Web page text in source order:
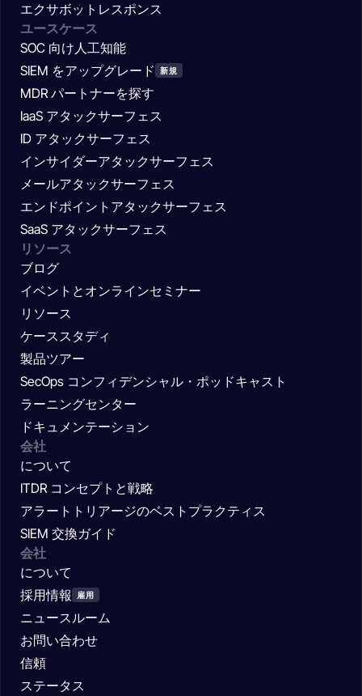
エクサボットレスポンス
ユースケース
SOC 向け人工知能
SIEM をアップグレード
新規
MDR パートナーを探す
IaaS アタックサーフェス
ID アタックサーフェス
インサイダーアタックサーフェス
メールアタックサーフェス
エンドポイントアタックサーフェス
SaaS アタックサーフェス
リソース
ブログ
イベントとオンラインセミナー
リソース
ケーススタディ
製品ツアー
SecOps コンフィデンシャル・ポッドキャスト
ラーニングセンター
ドキュメンテーション
会社
について
ITDR コンセプトと戦略
アラートトリアージのベストプラクティス
SIEM 交換ガイド
会社
について
採用情報
雇用
ニュースルーム
お問い合わせ
信頼
ステータス